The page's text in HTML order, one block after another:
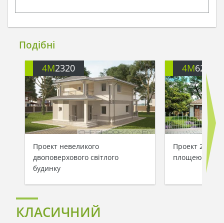
Подібні
4M2320
Проект невеликого
двоповерхового світлого
будинку
4M628
Проект 2-х
площею 162
КЛАСИЧНИЙ